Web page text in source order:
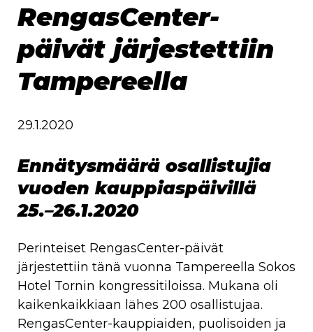
RengasCenter-
päivät järjestettiin
Tampereella
29.1.2020
Ennätysmäärä osallistujia
vuoden kauppiaspäivillä
25.–26.1.2020
Perinteiset RengasCenter-päivät
järjestettiin tänä vuonna Tampereella Sokos
Hotel Tornin kongressitiloissa. Mukana oli
kaikenkaikkiaan lähes 200 osallistujaa.
RengasCenter-kauppiaiden, puolisoiden ja